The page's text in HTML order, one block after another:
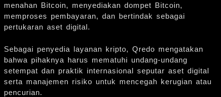
menahan Bitcoin, menyediakan dompet Bitcoin,
memproses pembayaran, dan bertindak sebagai
pertukaran aset digital.
Sebagai penyedia layanan kripto, Qredo mengatakan
bahwa pihaknya harus mematuhi undang-undang
setempat dan praktik internasional seputar aset digital
serta manajemen risiko untuk mencegah kerugian atau
pencurian.